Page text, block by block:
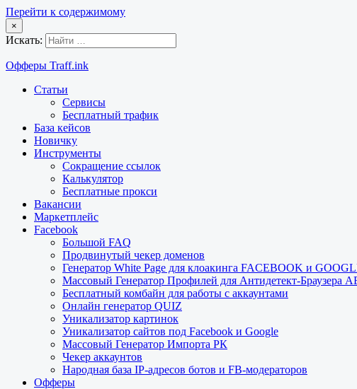
Перейти к содержимому
×
Искать:
Офферы Traff.ink
Статьи
Сервисы
Бесплатный трафик
База кейсов
Новичку
Инструменты
Сокращение ссылок
Калькулятор
Бесплатные прокси
Вакансии
Маркетплейс
Facebook
Большой FAQ
Продвинутый чекер доменов
Генератор White Page для клоакинга FACEBOOK и
Массовый Генератор Профилей для Антидетект-Браузера
Бесплатный комбайн для работы с аккаунтами
Онлайн генератор QUIZ
Уникализатор картинок
Уникализатор сайтов под Facebook и Google
Массовый Генератор Импорта РК
Чекер аккаунтов
Народная база IP-адресов ботов и FB-модераторов
Офферы